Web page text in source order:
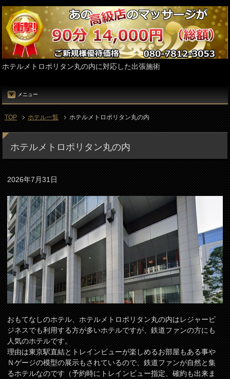
ホテルメトロポリタン丸の内に対応した出張施術
メニュー
TOP ホテル一覧 ホテルメトロポリタン丸の内
ホテルメトロポリタン丸の内
2026年7月31日
おもてなしのホテル、ホテルメトロポリタン丸の内はレジャービ
ジネスでも利用する方が多いホテルですが、鉄道ファンの方にも
人気のホテルです。
理由は東京駅直結とトレインビューが楽しめるお部屋もある事や
Ｎゲージの模型の展示もされているので、鉄道ファンが自然と集
るホテルなのです（予約時にトレインビュー指定、確約も出来ま